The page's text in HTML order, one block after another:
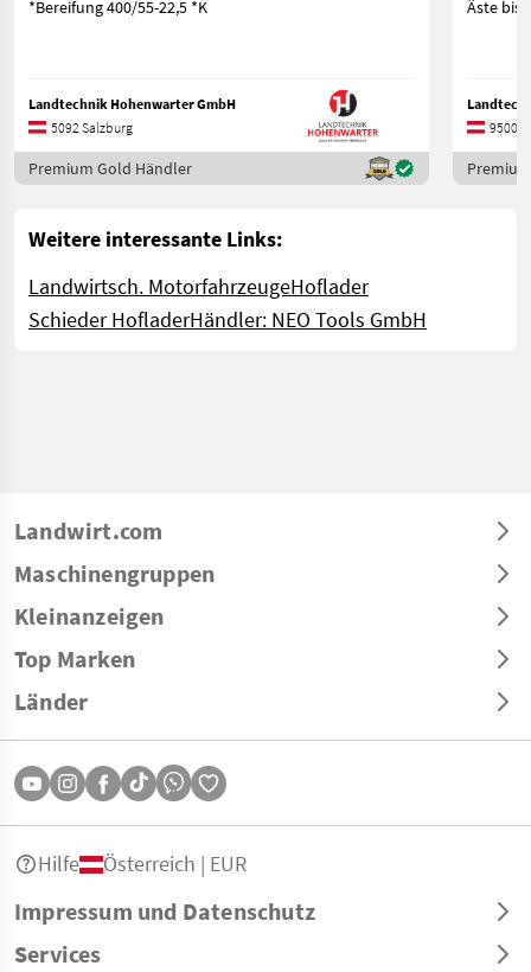
*Bereifung 400/55-22,5 *K
Landtechnik Hohenwarter GmbH
5092 Salzburg
Premium Gold Händler
Äste bis
9500
Weitere interessante Links:
Landwirtsch. MotorfahrzeugeHoflader
Schieder HofladerHändler: NEO Tools GmbH
Landwirt.com
Maschinengruppen
Kleinanzeigen
Top Marken
Länder
Impressum und Datenschutz
Services
Hilfe Österreich | EUR